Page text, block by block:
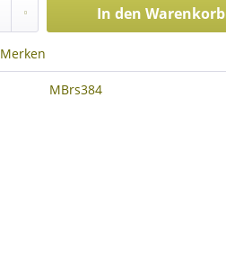
In den Warenkorb
Merken
MBrs384